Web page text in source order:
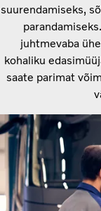
suurendamiseks,
juhtmevaba
kohaliku
saate parimat